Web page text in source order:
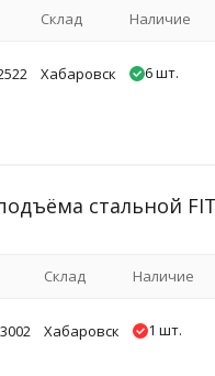
Склад Наличие
Хабаровск 6 шт.
стальной
Склад Наличие
Хабаровск 1 шт.